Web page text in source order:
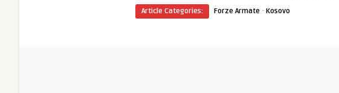
Article Categories:
Forze Armate · Kosovo